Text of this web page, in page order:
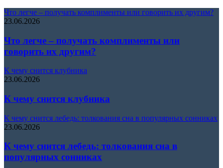
Что легче – получать комплименты или говорить их другим?
23.06.2026
Что легче – получать комплименты или
говорить их другим?
К чему снится клубника
23.06.2026
К чему снится клубника
К чему снится лебедь: толкования сна в популярных сонниках
23.06.2026
К чему снится лебедь: толкования сна в
популярных сонниках